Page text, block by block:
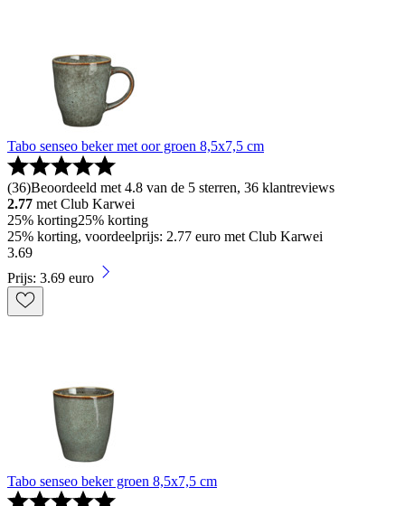
Tabo senseo beker met oor groen 8,5x7,5 cm
(36)Beoordeeld met 4.8 van de 5 sterren, 36 klantreviews
2.77 met Club Karwei
25% korting25% korting
25% korting, voordeelprijs: 2.77 euro met Club Karwei
3.69
Prijs: 3.69 euro
Tabo senseo beker groen 8,5x7,5 cm